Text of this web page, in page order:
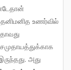
உணர்வில்
அது